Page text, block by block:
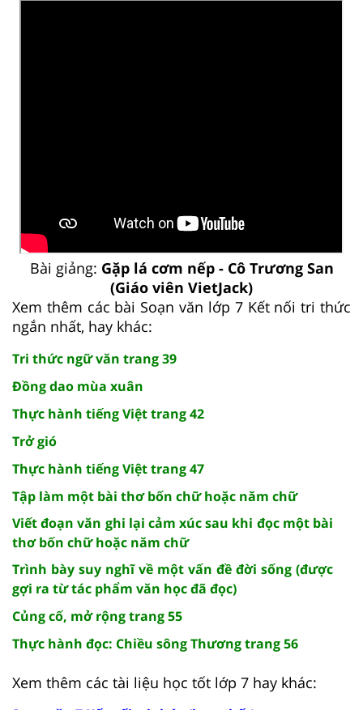
Bài giảng: Gặp lá cơm nếp - Cô Trương San
(Giáo viên VietJack)
Xem thêm các bài Soạn văn lớp 7 Kết nối tri thức
ngắn nhất, hay khác:
Tri thức ngữ văn trang 39
Đồng dao mùa xuân
Thực hành tiếng Việt trang 42
Trở gió
Thực hành tiếng Việt trang 47
Tập làm một bài thơ bốn chữ hoặc năm chữ
Viết đoạn văn ghi lại cảm xúc sau khi đọc một bài
thơ bốn chữ hoặc năm chữ
Trình bày suy nghĩ về một vấn đề đời sống (được
gợi ra từ tác phẩm văn học đã đọc)
Củng cố, mở rộng trang 55
Thực hành đọc: Chiều sông Thương trang 56
Xem thêm các tài liệu học tốt lớp 7 hay khác: